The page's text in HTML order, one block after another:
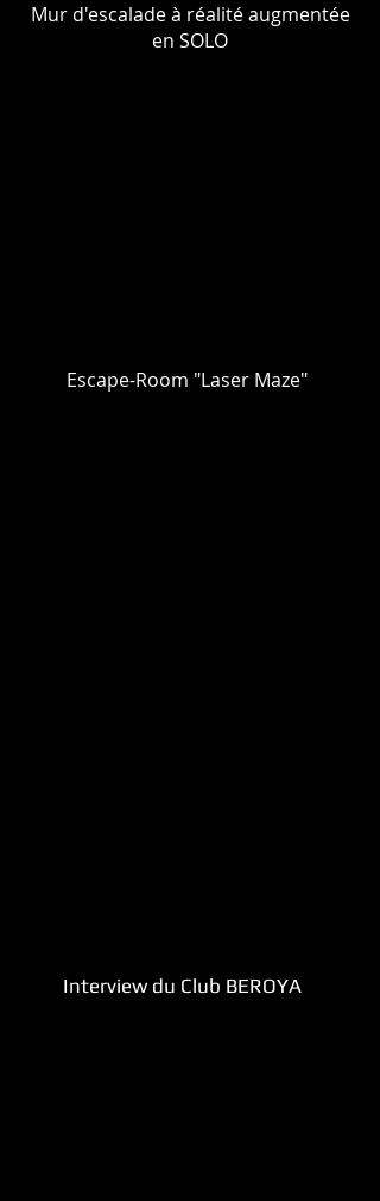
Mur d'escalade à réalité augmentée
en SOLO
Escape-Room "Laser Maze"
Interview du Club BEROYA